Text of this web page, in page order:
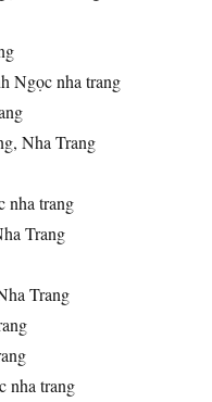
Ngọc nha trang
Nha Trang
nha trang
Trang
Trang
nha trang